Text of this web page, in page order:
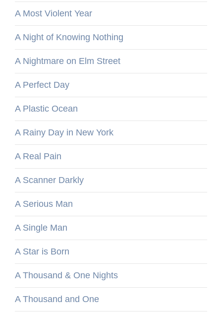
A Most Violent Year
A Night of Knowing Nothing
A Nightmare on Elm Street
A Perfect Day
A Plastic Ocean
A Rainy Day in New York
A Real Pain
A Scanner Darkly
A Serious Man
A Single Man
A Star is Born
A Thousand & One Nights
A Thousand and One